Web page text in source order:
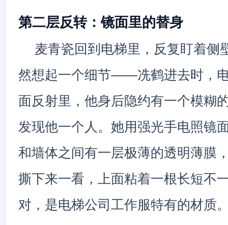
第二层反转：镜面里的替身
麦青瓷回到电梯里，反复盯着侧
然想起一个细节——冼鹤进去时，
面反射里，他身后隐约有一个模糊
发现他一个人。她用强光手电照镜
和墙体之间有一层极薄的透明薄膜
撕下来一看，上面粘着一根长短不
对，是电梯公司工作服特有的材质